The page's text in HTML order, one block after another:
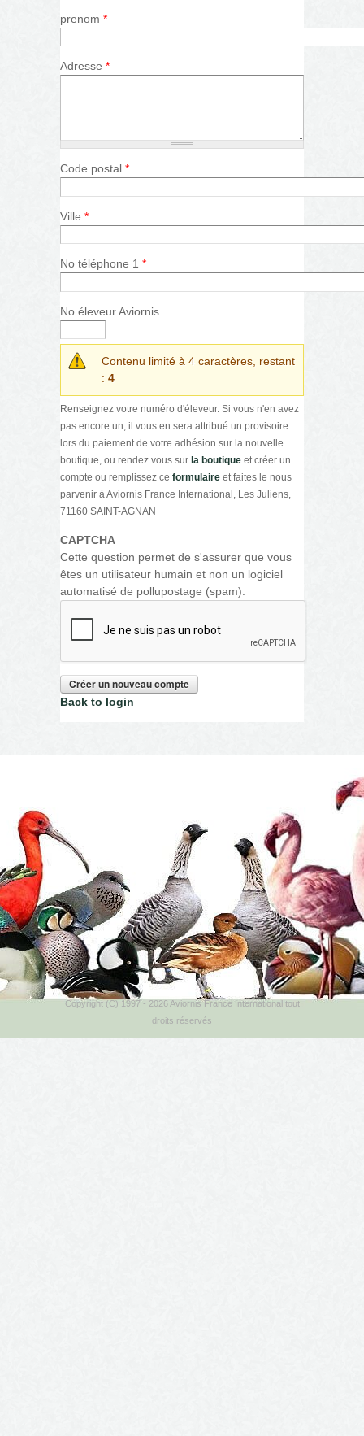
prenom *
Adresse *
Code postal *
Ville *
No téléphone 1 *
No éleveur Aviornis
Contenu limité à 4 caractères, restant
: 4
Renseignez votre numéro d'éleveur. Si vous n'en avez
pas encore un, il vous en sera attribué un provisoire
lors du paiement de votre adhésion sur la nouvelle
boutique, ou rendez vous sur la boutique et créer un
compte ou remplissez ce formulaire et faites le nous
parvenir à Aviornis France International, Les Juliens,
71160 SAINT-AGNAN
CAPTCHA
Cette question permet de s'assurer que vous
êtes un utilisateur humain et non un logiciel
automatisé de pollupostage (spam).
Back to login
Copyright (C) 1997 - 2026 Aviornis France International tout
droits réservés